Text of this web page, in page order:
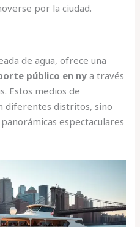
por la ciudad.
de agua, ofrece una
público en ny a través
Estos medios de
diferentes distritos, sino
espectaculares